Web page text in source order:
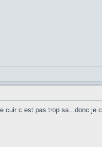
c est pas trop sa...donc je